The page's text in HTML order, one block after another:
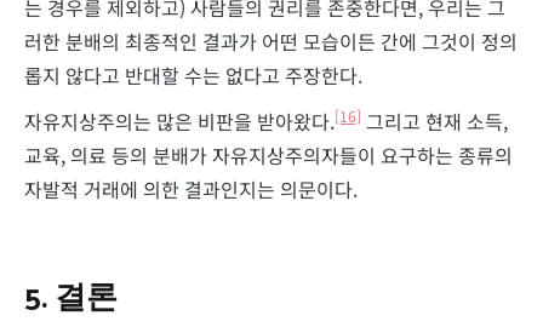
는 경우를 제외하고) 사람들의 권리를 존중한다면, 우리는 그
러한 분배의 최종적인 결과가 어떤 모습이든 간에 그것이 정의
롭지 않다고 반대할 수는 없다고 주장한다.
자유지상주의는 많은 비판을 받아왔다.[16] 그리고 현재 소득,
교육, 의료 등의 분배가 자유지상주의자들이 요구하는 종류의
자발적 거래에 의한 결과인지는 의문이다.
5.결론